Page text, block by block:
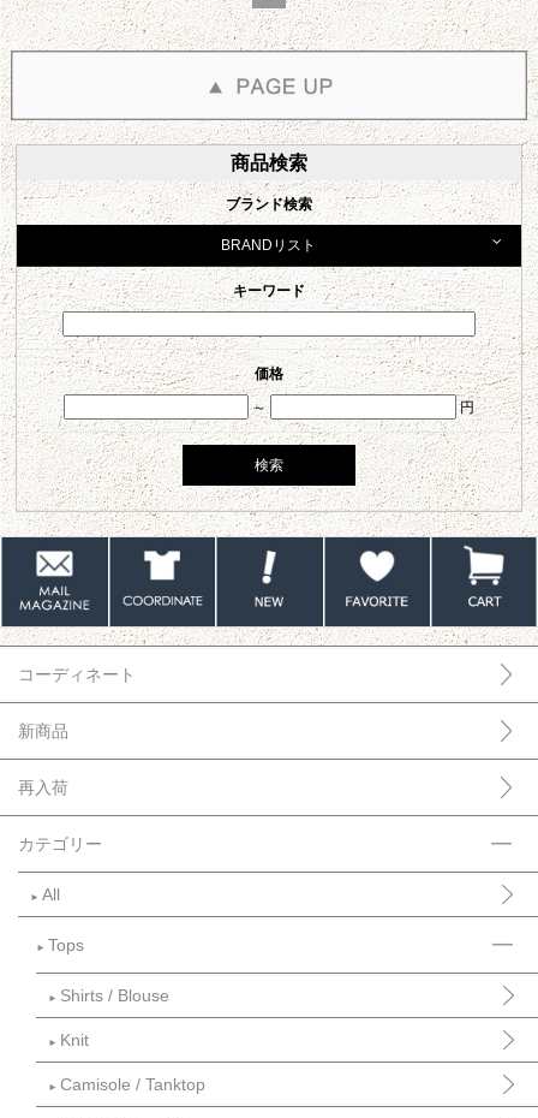
商品検索
ブランド検索
BRANDリスト
キーワード
価格
～
円
コーディネート
新商品
再入荷
カテゴリー
► All
► Tops
► Shirts / Blouse
► Knit
► Camisole / Tanktop